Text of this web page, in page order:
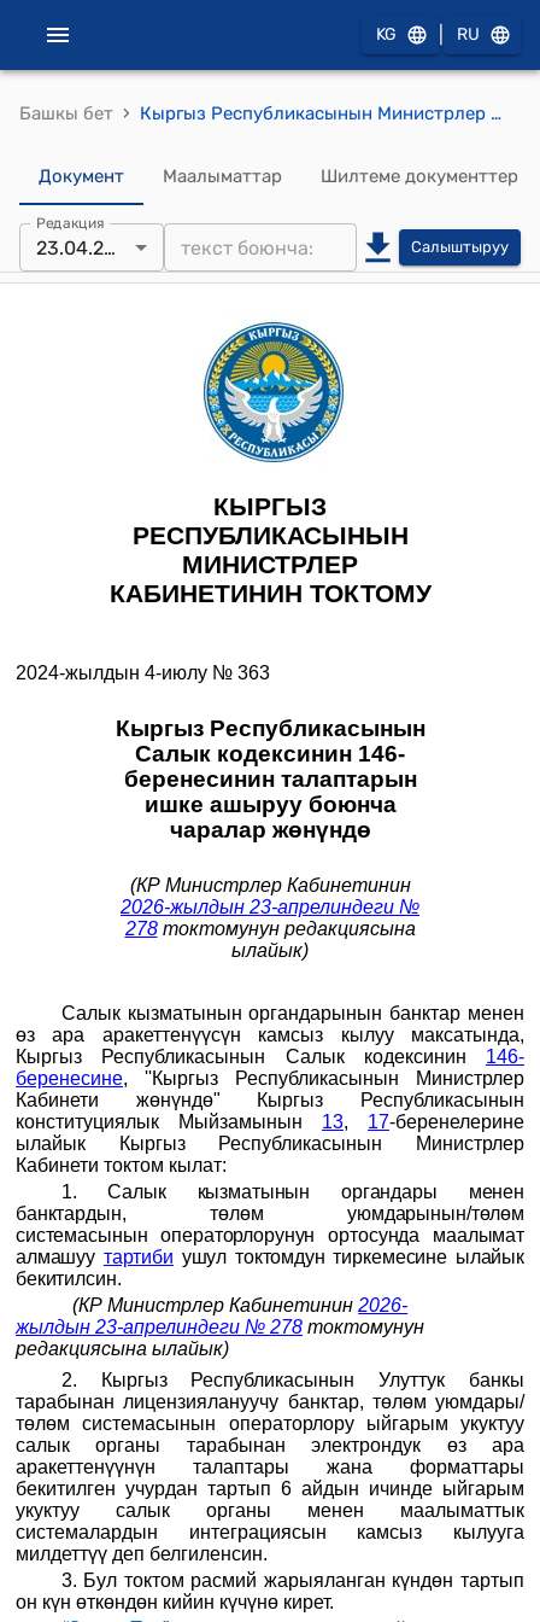
KG RU
Башкы бет › Кыргыз Республикасынын Министрлер Кабинетинин 2024-жылдын 4-июлундагы № 363 "Кыргыз Республикасынын Салык кодексинин 146-беренесинин талаптарын ишке ашыруу боюнча чаралар жөнүндө" токтому
Документ Маалыматтар Шилтеме документтер
Редакция
23.04.2026 Салыштыруу